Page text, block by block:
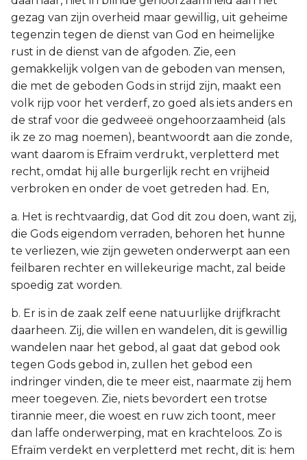
gezag van zijn overheid maar gewillig, uit geheime
tegenzin tegen de dienst van God en heimelijke
rust in de dienst van de afgoden. Zie, een
gemakkelijk volgen van de geboden van mensen,
die met de geboden Gods in strijd zijn, maakt een
volk rijp voor het verderf, zo goed als iets anders en
de straf voor die gedweeë ongehoorzaamheid (als
ik ze zo mag noemen), beantwoordt aan die zonde,
want daarom is Efraïm verdrukt, verpletterd met
recht, omdat hij alle burgerlijk recht en vrijheid
verbroken en onder de voet getreden had. En,
a. Het is rechtvaardig, dat God dit zou doen, want zij,
die Gods eigendom verraden, behoren het hunne
te verliezen, wie zijn geweten onderwerpt aan een
feilbaren rechter en willekeurige macht, zal beide
spoedig zat worden.
b. Er is in de zaak zelf eene natuurlijke drijfkracht
daarheen. Zij, die willen en wandelen, dit is gewillig
wandelen naar het gebod, al gaat dat gebod ook
tegen Gods gebod in, zullen het gebod een
indringer vinden, die te meer eist, naarmate zij hem
meer toegeven. Zie, niets bevordert een trotse
tirannie meer, die woest en ruw zich toont, meer
dan laffe onderwerping, mat en krachteloos. Zo is
Efraïm verdekt en verpletterd met recht, dit is: hem